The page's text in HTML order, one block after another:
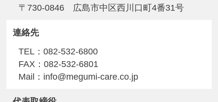
〒730-0846 広島市中区西川口町4番31号
連絡先
TEL：082-532-6800
FAX：082-532-6801
Mail：info@megumi-care.co.jp